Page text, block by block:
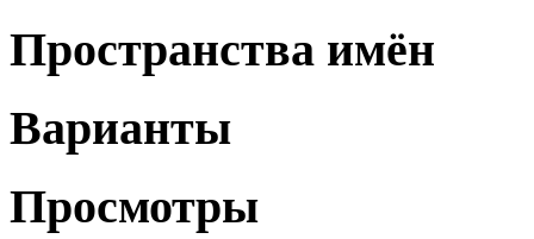
Пространства имён
Варианты
Просмотры